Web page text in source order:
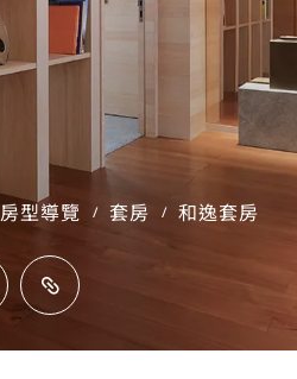
房型導覽 / 套房 / 和逸套房